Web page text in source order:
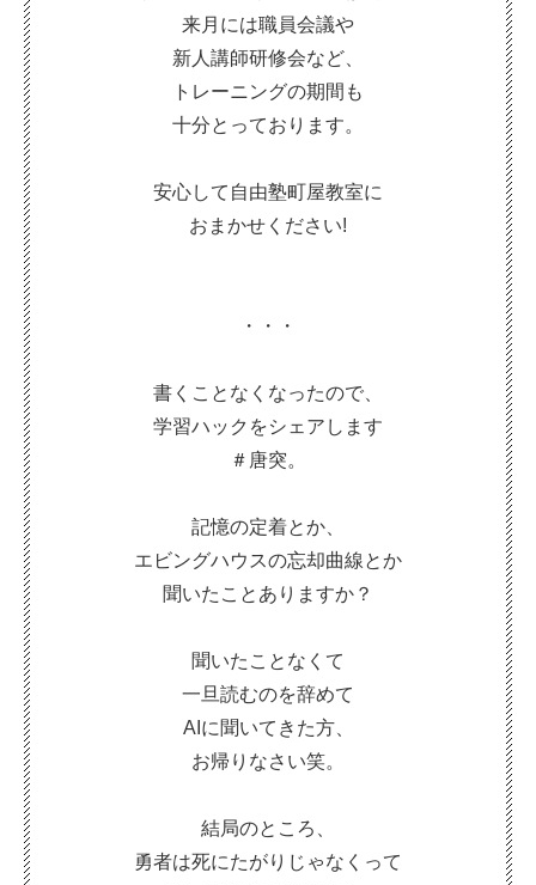
来月には職員会議や
新人講師研修会など、
トレーニングの期間も
十分とっております。
安心して自由塾町屋教室に
おまかせください!
・・・
書くことなくなったので、
学習ハックをシェアします
＃唐突。
記憶の定着とか、
エビングハウスの忘却曲線とか
聞いたことありますか？
聞いたことなくて
一旦読むのを辞めて
AIに聞いてきた方、
お帰りなさい笑。
結局のところ、
勇者は死にたがりじゃなくって